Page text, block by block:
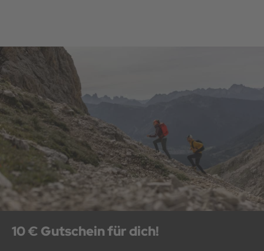
10 € Gutschein für dich!